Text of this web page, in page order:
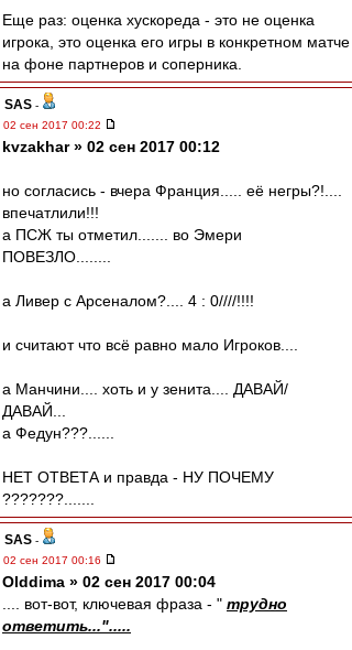
Еще раз: оценка хускореда - это не оценка
игрока, это оценка его игры в конкретном матче
на фоне партнеров и соперника.
SAS -
02 сен 2017 00:22
kvzakhar » 02 сен 2017 00:12
но согласись - вчера Франция..... её негры?!....
впечатлили!!!
а ПСЖ ты отметил....... во Эмери
ПОВЕЗЛО........
а Ливер с Арсеналом?.... 4 : 0////!!!!
и считают что всё равно мало Игроков....
а Манчини.... хоть и у зенита.... ДАВАЙ/
ДАВАЙ...
а Федун???......
НЕТ ОТВЕТА и правда - НУ ПОЧЕМУ
???????.......
SAS -
02 сен 2017 00:16
Olddima » 02 сен 2017 00:04
.... вот-вот, ключевая фраза - " трудно
ответить...".....